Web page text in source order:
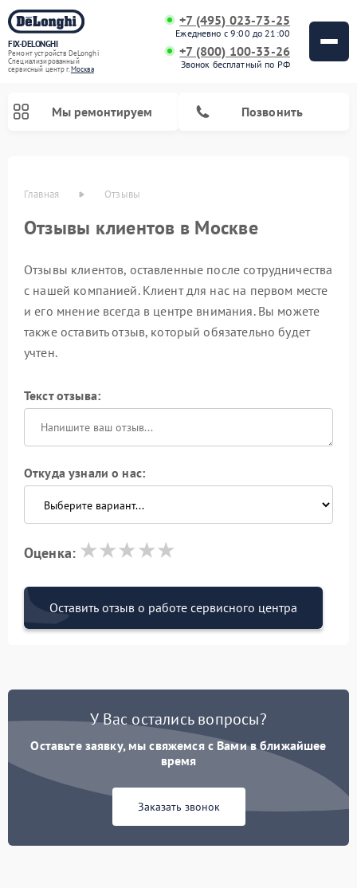
FIX-DELONGHI
Ремонт устройств DeLonghi
Специализированный
cервисный центр г.Москва
+7 (495) 023-73-25
Ежедневно с 9:00 до 21:00
+7 (800) 100-33-26
Звонок бесплатный по РФ
Мы ремонтируем Позвонить
Главная Отзывы
Отзывы клиентов в Москве
Отзывы клиентов, оставленные после сотрудничества
с нашей компанией. Клиент для нас на первом месте
и его мнение всегда в центре внимания. Вы можете
также оставить отзыв, который обязательно будет
учтен.
Текст отзыва:
Откуда узнали о нас:
Оценка:
Оставить отзыв о работе сервисного центра
У Вас остались вопросы?
Оставьте заявку, мы свяжемся с Вами в ближайшее
время
Заказать звонок